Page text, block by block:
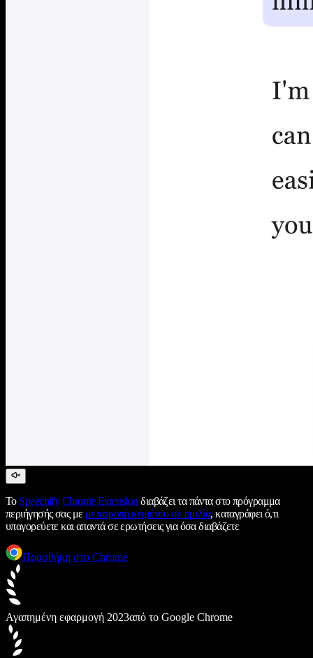
Το Speechify Chrome Extension διαβάζει τα πάντα στο πρόγραμμα
περιήγησής σας με μετατροπή κειμένου σε ομιλία, καταγράφει ό,τι
υπαγορεύετε και απαντά σε ερωτήσεις για όσα διαβάζετε
Προσθήκη στο Chrome
Αγαπημένη εφαρμογή 2023από το Google Chrome